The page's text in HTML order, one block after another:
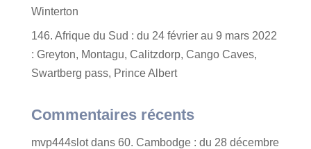
Winterton
146. Afrique du Sud : du 24 février au 9 mars 2022
: Greyton, Montagu, Calitzdorp, Cango Caves,
Swartberg pass, Prince Albert
Commentaires récents
mvp444slotdans 60. Cambodge : du 28 décembre